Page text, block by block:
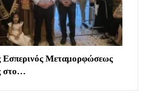
Εσπερινός Μεταμορφώσεως
στο…